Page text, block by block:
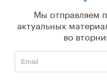
Мы отправляем
актуальных
во